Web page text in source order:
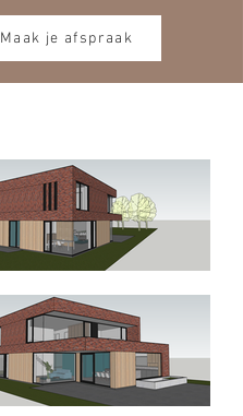
Maak je afspraak